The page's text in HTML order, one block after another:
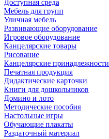
Доступная среда
Мебель для групп
Уличная мебель
Развивающие оборудование
Игровое оборудование
Канцелярские товары
Рисование
Канцелярские принадлежности
Печатная продукция
Дидактические карточки
Книги для дошкольников
Домино и лото
Методические пособия
Настольные игры
Обучающие плакаты
Раздаточный материал